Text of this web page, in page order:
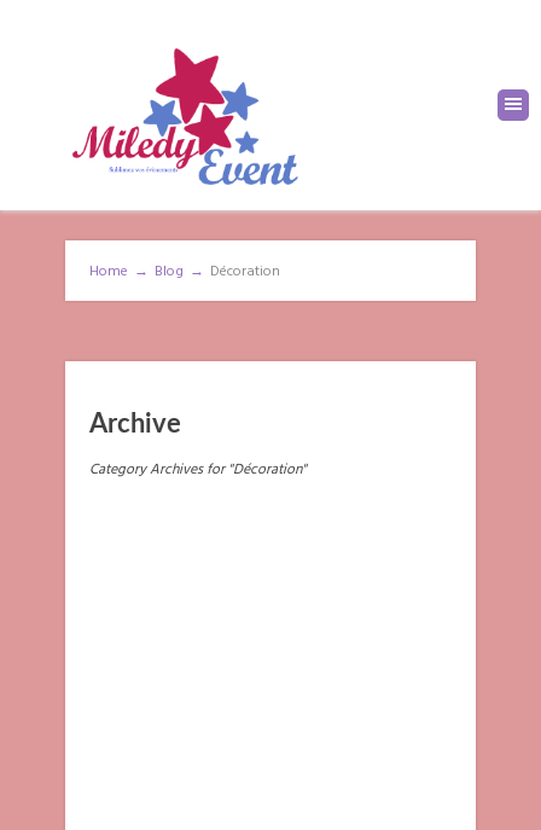
Home → Blog → Décoration
Archive
Category Archives for "Décoration"